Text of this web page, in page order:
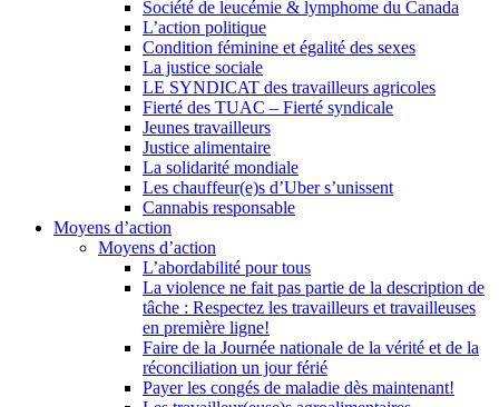
Société de leucémie & lymphome du Canada
L’action politique
Condition féminine et égalité des sexes
La justice sociale
LE SYNDICAT des travailleurs agricoles
Fierté des TUAC – Fierté syndicale
Jeunes travailleurs
Justice alimentaire
La solidarité mondiale
Les chauffeur(e)s d’Uber s’unissent
Cannabis responsable
Moyens d’action
Moyens d’action
L’abordabilité pour tous
La violence ne fait pas partie de la description de
tâche : Respectez les travailleurs et travailleuses
en première ligne!
Faire de la Journée nationale de la vérité et de la
réconciliation un jour férié
Payer les congés de maladie dès maintenant!